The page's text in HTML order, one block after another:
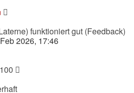
funktioniert gut (Feedback)
2026, 17:46